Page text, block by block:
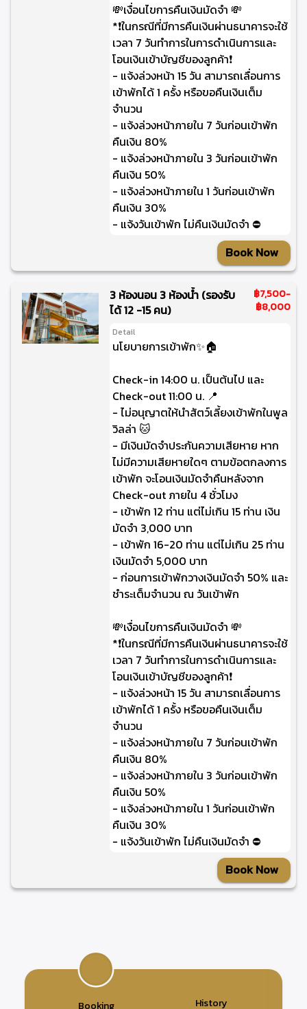
💸เงื่อนไขการคืนเงินมัดจำ 💸
*❗ในกรณีที่มีการคืนเงินผ่านธนาคารจะใช้
เวลา 7 วันทำการในการดำเนินการและ
โอนเงินเข้าบัญชีของลูกค้า❗
- แจ้งล่วงหน้า 15 วัน สามารถเลื่อนการ
เข้าพักได้ 1 ครั้ง หรือขอคืนเงินเต็ม
จำนวน
- แจ้งล่วงหน้าภายใน 7 วันก่อนเข้าพัก
คืนเงิน 80%
- แจ้งล่วงหน้าภายใน 3 วันก่อนเข้าพัก
คืนเงิน 50%
- แจ้งล่วงหน้าภายใน 1 วันก่อนเข้าพัก
คืนเงิน 30%
- แจ้งวันเข้าพัก ไม่คืนเงินมัดจำ ⛔
Book Now
3 ห้องนอน 3 ห้องน้ำ (รองรับ
ได้ 12 -15 คน)
฿7,500-
฿8,000
Detail
นโยบายการเข้าพัก✨🏠
Check-in 14:00 น. เป็นต้นไป และ
Check-out 11:00 น. 📍
- ไม่อนุญาตให้นำสัตว์เลี้ยงเข้าพักในพูล
วิลล่า 🐱
- มีเงินมัดจำประกันความเสียหาย หาก
ไม่มีความเสียหายใดๆ ตามข้อตกลงการ
เข้าพัก จะโอนเงินมัดจำคืนหลังจาก
Check-out ภายใน 4 ชั่วโมง
- เข้าพัก 12 ท่าน แต่ไม่เกิน 15 ท่าน เงิน
มัดจำ 3,000 บาท
- เข้าพัก 16-20 ท่าน แต่ไม่เกิน 25 ท่าน
เงินมัดจำ 5,000 บาท
- ก่อนการเข้าพักวางเงินมัดจำ 50% และ
ชำระเต็มจำนวน ณ วันเข้าพัก
💸เงื่อนไขการคืนเงินมัดจำ 💸
*❗ในกรณีที่มีการคืนเงินผ่านธนาคารจะใช้
เวลา 7 วันทำการในการดำเนินการและ
โอนเงินเข้าบัญชีของลูกค้า❗
- แจ้งล่วงหน้า 15 วัน สามารถเลื่อนการ
เข้าพักได้ 1 ครั้ง หรือขอคืนเงินเต็ม
จำนวน
- แจ้งล่วงหน้าภายใน 7 วันก่อนเข้าพัก
คืนเงิน 80%
- แจ้งล่วงหน้าภายใน 3 วันก่อนเข้าพัก
คืนเงิน 50%
- แจ้งล่วงหน้าภายใน 1 วันก่อนเข้าพัก
คืนเงิน 30%
- แจ้งวันเข้าพัก ไม่คืนเงินมัดจำ ⛔
Book Now
Booking History